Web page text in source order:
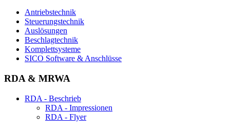
Antriebstechnik
Steuerungstechnik
Auslösungen
Beschlagtechnik
Komplettsysteme
SICO Software & Anschlüsse
RDA & MRWA
RDA - Beschrieb
RDA - Impressionen
RDA - Flyer